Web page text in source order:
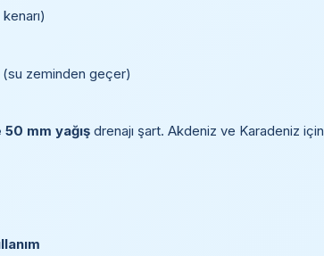
zeminden geçer)
mm yağış drenajı şart. Akdeniz ve Karadeniz için